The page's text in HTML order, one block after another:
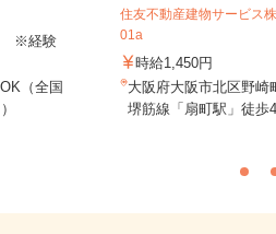
※経験
（全国
住友不動産建物サービス
01a
時給1,450円
大阪府大阪市北区野崎
堺筋線「扇町駅」徒歩